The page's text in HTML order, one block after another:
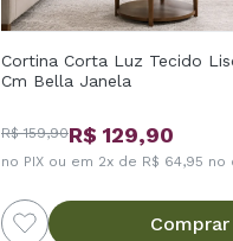
Cortina Corta Luz Tecido
Cm Bella Janela
R$ 159,90R$ 129,90
no PIX ou em 2x de R$ 64,95 no
Comprar